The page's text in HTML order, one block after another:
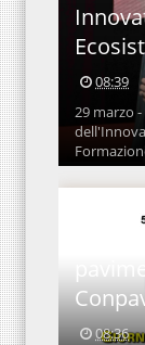
08:39
29 marzo
GIC
08:36